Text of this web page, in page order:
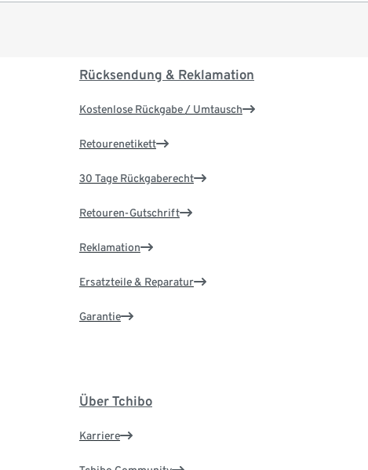
Rücksendung & Reklamation
Kostenlose Rückgabe / Umtausch
Retourenetikett
30 Tage Rückgaberecht
Retouren-Gutschrift
Reklamation
Ersatzteile & Reparatur
Garantie
Über Tchibo
Karriere